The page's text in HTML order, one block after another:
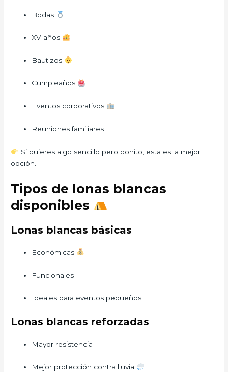
Bodas
XV años
Bautizos
Cumpleaños
Eventos corporativos
Reuniones familiares
Si quieres algo sencillo pero bonito, esta es la mejor
opción.
Tipos de lonas blancas
disponibles
Lonas blancas básicas
Económicas
Funcionales
Ideales para eventos pequeños
Lonas blancas reforzadas
Mayor resistencia
Mejor protección contra lluvia